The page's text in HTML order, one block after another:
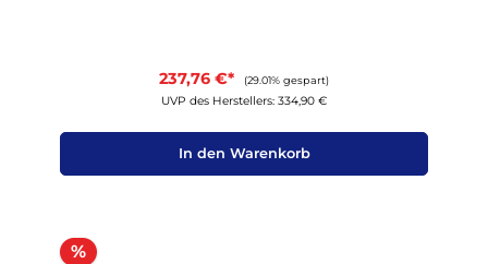
237,76 €* (29.01% gespart)
UVP des Herstellers: 334,90 €
In den Warenkorb
%Rabatt